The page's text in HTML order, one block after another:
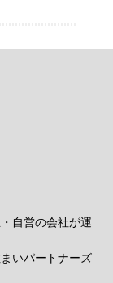
自営の会社が運
いパートナーズ